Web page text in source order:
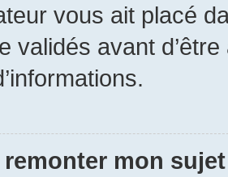
vous ait placé
validés avant
mon